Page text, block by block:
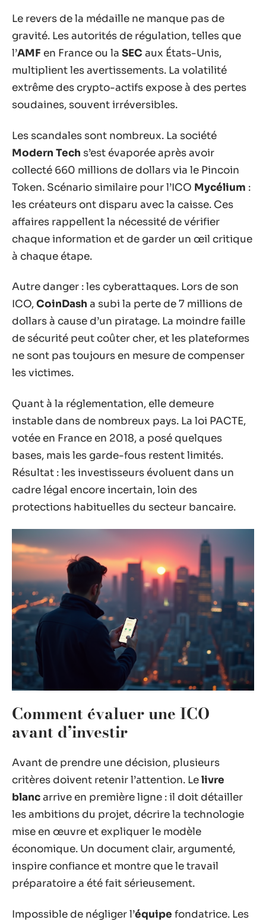
Le revers de la médaille ne manque pas de
gravité. Les autorités de régulation, telles que
l’AMF en France ou la SEC aux États-Unis,
multiplient les avertissements. La volatilité
extrême des crypto-actifs expose à des pertes
soudaines, souvent irréversibles.
Les scandales sont nombreux. La société
Modern Tech s’est évaporée après avoir
collecté 660 millions de dollars via le Pincoin
Token. Scénario similaire pour l’ICO Mycélium :
les créateurs ont disparu avec la caisse. Ces
affaires rappellent la nécessité de vérifier
chaque information et de garder un œil critique
à chaque étape.
Autre danger : les cyberattaques. Lors de son
ICO,CoinDash a subi la perte de 7 millions de
dollars à cause d’un piratage. La moindre faille
de sécurité peut coûter cher, et les plateformes
ne sont pas toujours en mesure de compenser
les victimes.
Quant à la réglementation, elle demeure
instable dans de nombreux pays. La loi PACTE,
votée en France en 2018, a posé quelques
bases, mais les garde-fous restent limités.
Résultat : les investisseurs évoluent dans un
cadre légal encore incertain, loin des
protections habituelles du secteur bancaire.
Comment évaluer une ICO
avant d’investir
Avant de prendre une décision, plusieurs
critères doivent retenir l’attention. Lelivre
blancarrive en première ligne : il doit détailler
les ambitions du projet, décrire la technologie
mise en œuvre et expliquer le modèle
économique. Un document clair, argumenté,
inspire confiance et montre que le travail
préparatoire a été fait sérieusement.
Impossible de négliger l’équipe fondatrice. Les